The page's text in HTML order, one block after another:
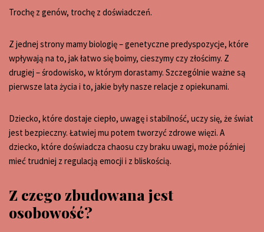
Trochę z genów, trochę z doświadczeń.
Z jednej strony mamy biologię – genetyczne predyspozycje, które
wpływają na to, jak łatwo się boimy, cieszymy czy złościmy. Z
drugiej – środowisko, w którym dorastamy. Szczególnie ważne są
pierwsze lata życia i to, jakie były nasze relacje z opiekunami.
Dziecko, które dostaje ciepło, uwagę i stabilność, uczy się, że świat
jest bezpieczny. Łatwiej mu potem tworzyć zdrowe więzi. A
dziecko, które doświadcza chaosu czy braku uwagi, może później
mieć trudniej z regulacją emocji i z bliskością.
Z czego zbudowana jest
osobowość?